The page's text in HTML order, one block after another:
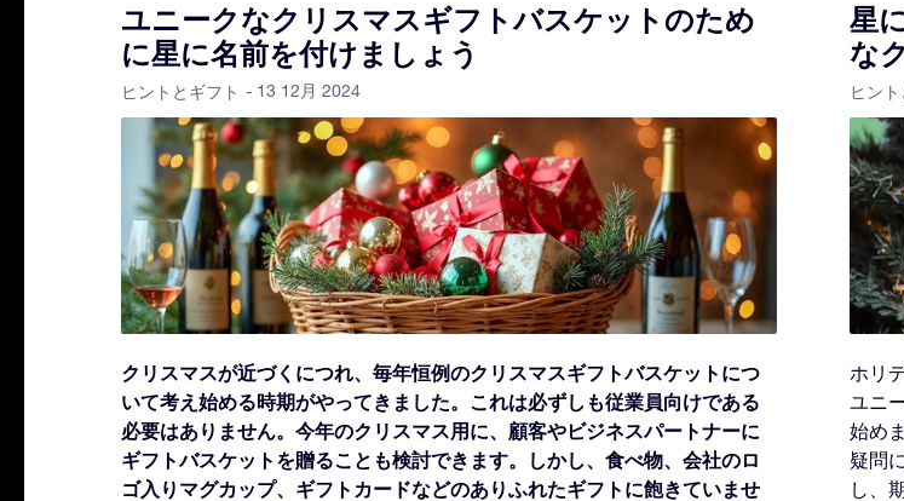
ユニークなクリスマスギフトバスケットのため
に星に名前を付けましょう
ヒントとギフト - 13 12月 2024
クリスマスが近づくにつれ、毎年恒例のクリスマスギフトバスケットにつ
いて考え始める時期がやってきました。これは必ずしも従業員向けである
必要はありません。今年のクリスマス用に、顧客やビジネスパートナーに
ギフトバスケットを贈ることも検討できます。しかし、食べ物、会社のロ
ゴ入りマグカップ、ギフトカードなどのありふれたギフトに飽きていませ
星
な
ヒン
ホリ
ユニ
始め
疑問
し、